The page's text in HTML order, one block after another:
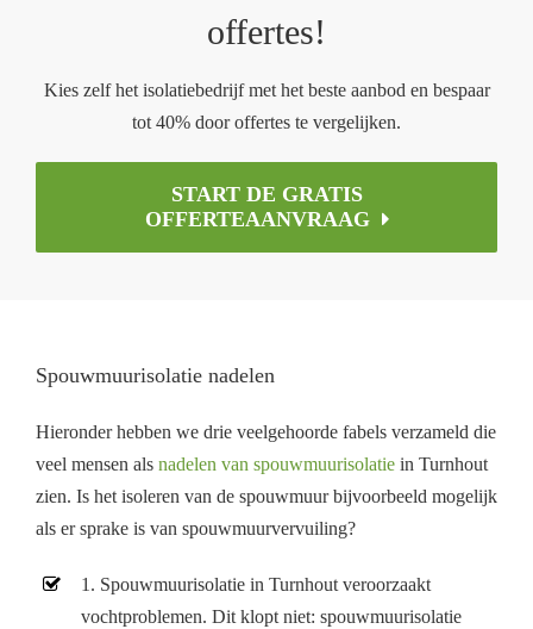
offertes!
Kies zelf het isolatiebedrijf met het beste aanbod en bespaar
tot 40% door offertes te vergelijken.
START DE GRATIS
OFFERTEAANVRAAG
Spouwmuurisolatie nadelen
Hieronder hebben we drie veelgehoorde fabels verzameld die
veel mensen als nadelen van spouwmuurisolatie in Turnhout
zien. Is het isoleren van de spouwmuur bijvoorbeeld mogelijk
als er sprake is van spouwmuurvervuiling?
1. Spouwmuurisolatie in Turnhout veroorzaakt
vochtproblemen. Dit klopt niet: spouwmuurisolatie